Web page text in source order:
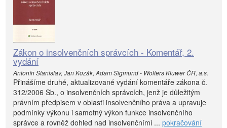
Zákon o insolvenčních správcích - Komentář, 2.
vydání
Antonín Stanislav, Jan Kozák, Adam Sigmund - Wolters Kluwer ČR, a.s.
Přinášíme druhé, aktualizované vydání komentáře zákona č.
312/2006 Sb., o insolvenčních správcích, jenž je důležitým
právním předpisem v oblasti insolvenčního práva a upravuje
podmínky výkonu i samotný výkon funkce insolvenčního
správce a rovněž dohled nad insolvenčními ... pokračování